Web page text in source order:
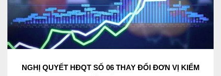
NGHỊ QUYẾT HĐQT SỐ 06 THAY ĐỔI ĐƠN VỊ KIỂM